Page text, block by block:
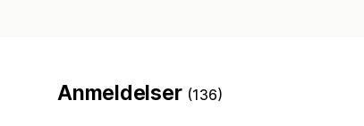
Anmeldelser (136)